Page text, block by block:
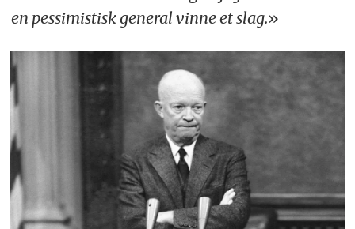
en pessimistisk general vinne et slag.»